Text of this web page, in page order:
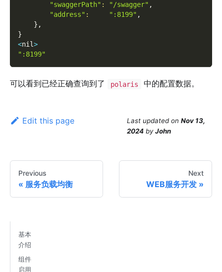
"swaggerPath" : "/swagger" ,
"address" : ":8199" ,
} ,
}
<nil>
":8199"
可以看到已经正确查询到了 polaris 中的配置数据。
Edit this page Last updated on Nov 13,
2024 byJohn
Previous
服务负载均衡
Next
WEB服务开发
基本
介绍
组件
启用